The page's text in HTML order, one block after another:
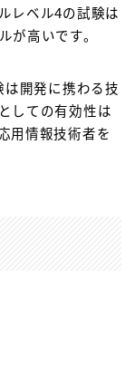
レベル4の試験は
が高いです。
は開発に携わる技
しての有効性は
用情報技術者を